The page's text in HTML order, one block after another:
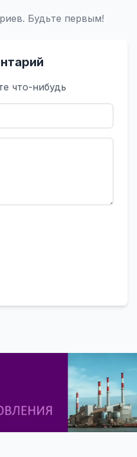
Будьте первым!
что-нибудь